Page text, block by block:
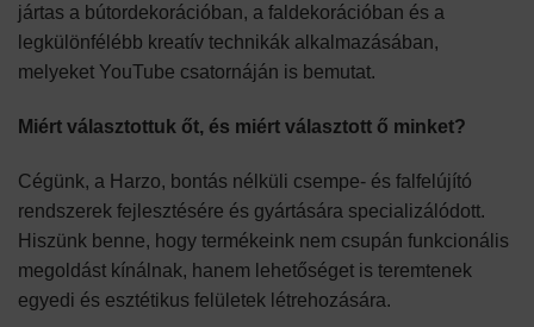
jártas a bútordekorációban, a faldekorációban és a
legkülönfélébb kreatív technikák alkalmazásában,
melyeket YouTube csatornáján is bemutat.
Miért választottuk őt, és miért választott ő minket?
Cégünk, a Harzo, bontás nélküli csempe- és falfelújító
rendszerek fejlesztésére és gyártására specializálódott.
Hiszünk benne, hogy termékeink nem csupán funkcionális
megoldást kínálnak, hanem lehetőséget is teremtenek
egyedi és esztétikus felületek létrehozására.